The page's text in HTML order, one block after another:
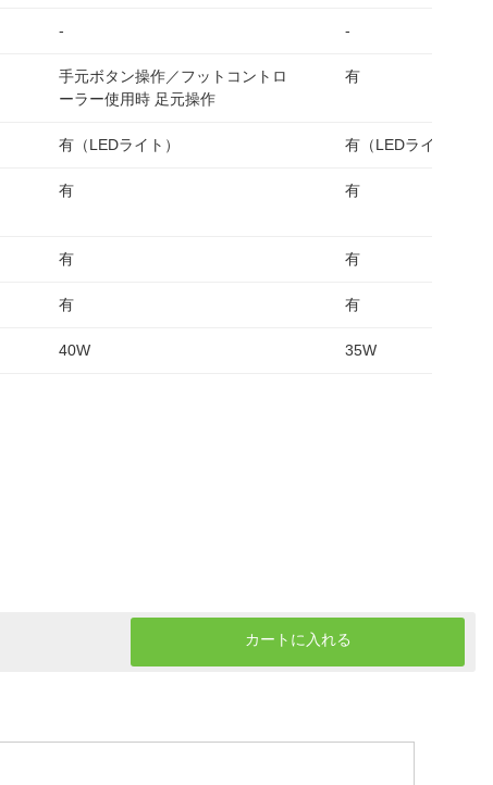
-
手元ボタン操作／フットコントロ
ーラー使用時 足元操作
有（LEDライト）
有
有
有
40W
-
有
有（LEDライト）
有
有
有
35W
カートに入れる